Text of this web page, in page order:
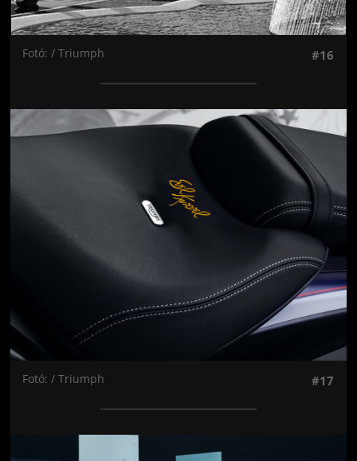
Fotó: / Triumph #16
Jön még kép!
Fotó: / Triumph #17